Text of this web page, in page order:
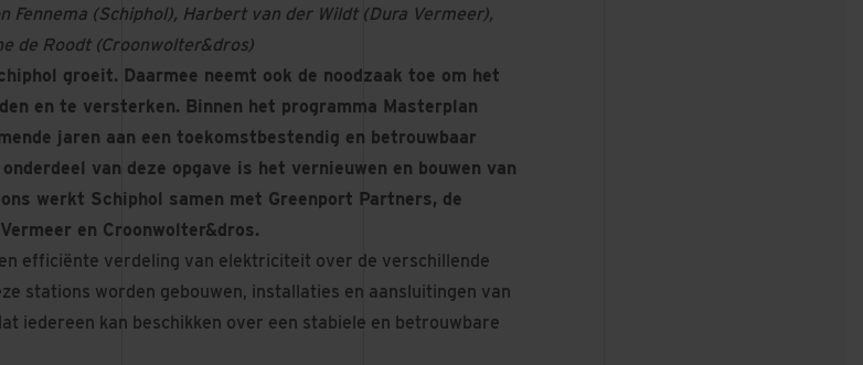
Fennema (Schiphol), Harbert van der Wildt (Dura Vermeer),
de Roodt (Croonwolter&dros)
groeit. Daarmee neemt ook de noodzaak toe om het
en te versterken. Binnen het programma Masterplan
jaren aan een toekomstbestendig en betrouwbaar
van deze opgave is het vernieuwen en bouwen van
werkt Schiphol samen met Greenport Partners, de
en Croonwolter&dros.
efficiënte verdeling van elektriciteit over de verschillende
stations worden gebouwen, installaties en aansluitingen van
iedereen kan beschikken over een stabiele en betrouwbare